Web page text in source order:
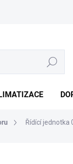
Hledat
Řídící jednotka